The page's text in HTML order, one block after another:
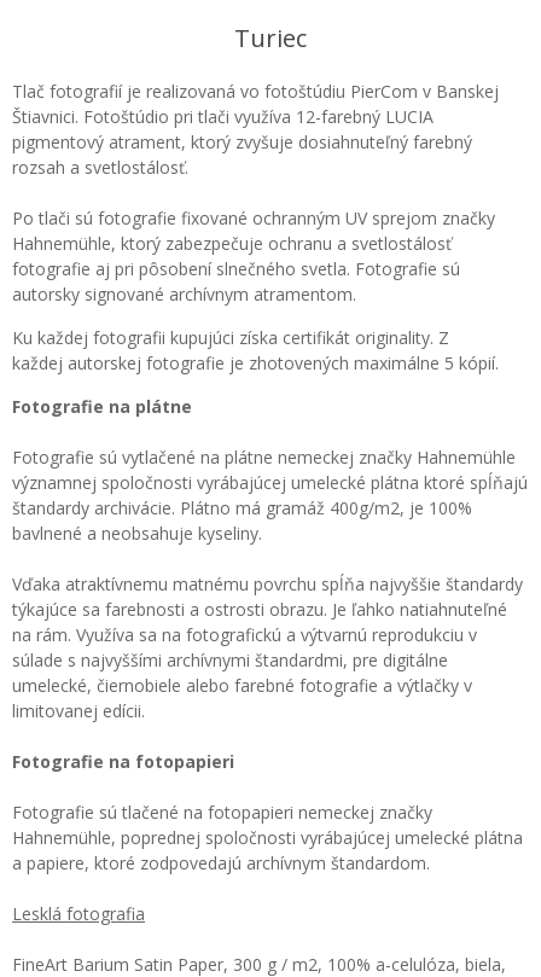
Turiec
Tlač fotografií je realizovaná vo fotoštúdiu PierCom v Banskej
Štiavnici. Fotoštúdio pri tlači využíva 12-farebný LUCIA
pigmentový atrament, ktorý zvyšuje dosiahnuteľný farebný
rozsah a svetlostálosť.
Po tlači sú fotografie fixované ochranným UV sprejom značky
Hahnemühle, ktorý zabezpečuje ochranu a svetlostálosť
fotografie aj pri pôsobení slnečného svetla. Fotografie sú
autorsky signované archívnym atramentom.
Ku každej fotografii kupujúci získa certifikát originality. Z
každej autorskej fotografie je zhotovených maximálne 5 kópií.
Fotografie na plátne
Fotografie sú vytlačené na plátne nemeckej značky Hahnemühle
významnej spoločnosti vyrábajúcej umelecké plátna ktoré spĺňajú
štandardy archivácie. Plátno má gramáž 400g/m2, je 100%
bavlnené a neobsahuje kyseliny.
Vďaka atraktívnemu matnému povrchu spĺňa najvyššie štandardy
týkajúce sa farebnosti a ostrosti obrazu. Je ľahko natiahnuteľné
na rám. Využíva sa na fotografickú a výtvarnú reprodukciu v
súlade s najvyššími archívnymi štandardmi, pre digitálne
umelecké, čiernobiele alebo farebné fotografie a výtlačky v
limitovanej edícii.
Fotografie na fotopapieri
Fotografie sú tlačené na fotopapieri nemeckej značky
Hahnemühle, poprednej spoločnosti vyrábajúcej umelecké plátna
a papiere, ktoré zodpovedajú archívnym štandardom.
Lesklá fotografia
FineArt Barium Satin Paper, 300 g / m2, 100% a-celulóza, biela,